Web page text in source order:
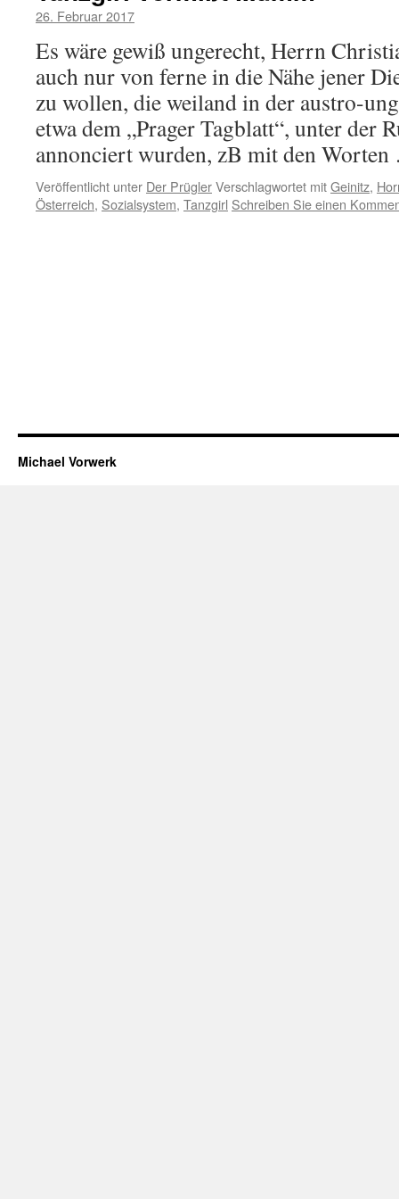
26. Februar 2017
Es wäre gewiß ungerecht, Herrn
auch nur von ferne in die Nähe jener
zu wollen, die weiland in der austro-
etwa dem „Prager Tagblatt“, unter der
annonciert wurden, zB mit den
Veröffentlicht unter Der PrüglerVerschlagwortet mitGeinitz,
Österreich, Sozialsystem, Tanzgirl Schreiben Sie einen
Michael Vorwerk